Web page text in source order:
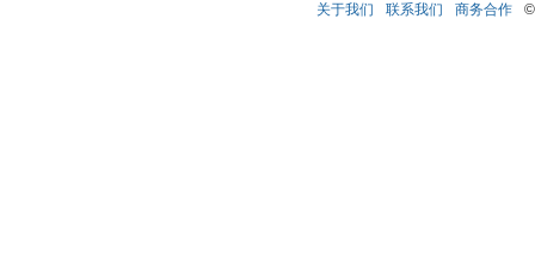
关于我们 联系我们 商务合作